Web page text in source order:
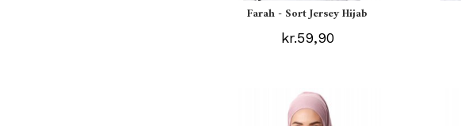
Farah - Sort Jersey Hijab
kr.59,90